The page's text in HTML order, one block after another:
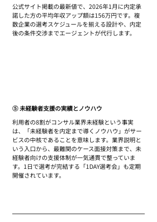
公式サイト掲載の最新値で、2026年1月に内定承
諾した方の平均年収アップ額は156万円です。複
数企業の選考スケジュールを揃える設計や、内定
後の条件交渉までエージェントが代行します。
⑤ 未経験者支援の実績とノウハウ
利用者の8割がコンサル業界未経験という事実
は、「未経験者を内定まで導くノウハウ」がサー
ビスの中核であることを意味します。業界説明と
いう入口から、最難関のケース面接対策まで、未
経験者向けの支援体制が一気通貫で整っていま
す。1日で選考が完結する「1DAY選考会」も定期
開催されています。